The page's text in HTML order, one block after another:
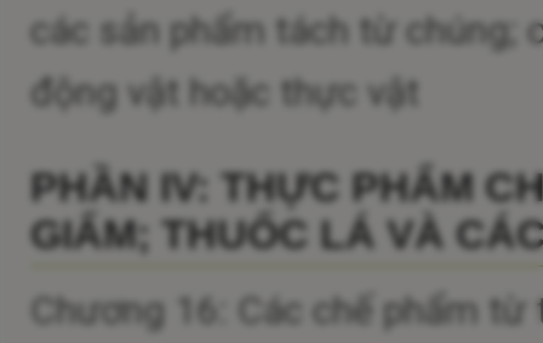
các sản phẩm tách từ chúng;
động vật hoặc thực vật
PHẦN IV: THỰC PHẨM
GIẤM; THUỐC LÁ VÀ
Chương 16: Các chế phẩm